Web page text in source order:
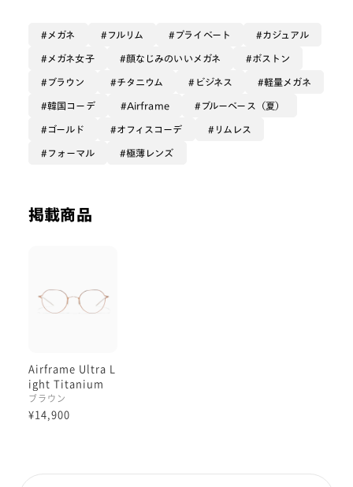
たくさんのAirframeをご紹介してきましたが、こちら
はなんと最新作となっております！
Airframeの史上最軽量モデルが新登場！
極限まで細く仕上げたフレームは、持ってみても、存在
ます！
だくことたまにありますが、そう言った方にはこちらの
フレームとってもオススメです！
持ってみたら本当にびっくりしますよ！
これがメガネ！？ってみなさま驚かれます😂
極薄レンズにするともっと軽くなりますよ👌🏻
メガネ フルリム プライベート カジュアル
メガネ女子 顔なじみのいいメガネ ボストン
ブラウン チタニウム ビジネス 軽量メガネ
韓国コーデ Airframe ブルーベース（夏）
ゴールド オフィスコーデ リムレス
フォーマル 極薄レンズ
掲載商品
Airframe Ultra L
ight Titanium
ブラウン
¥14,900